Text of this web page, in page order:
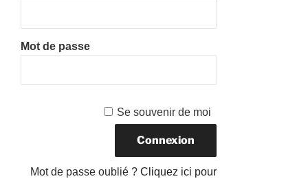
Mot de passe
Se souvenir de moi
Mot de passe oublié ?Cliquez ici pour